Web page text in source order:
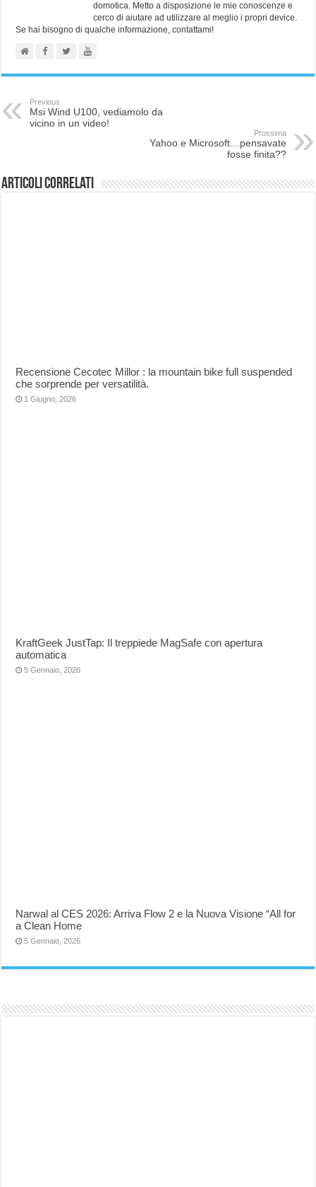
domotica. Metto a disposizione le mie conoscenze e
cerco di aiutare ad utilizzare al meglio i propri device.
Se hai bisogno di qualche informazione, contattami!
Previous
Msi Wind U100, vediamolo da
vicino in un video!
Prossima
Yahoo e Microsoft…pensavate
fosse finita??
Articoli correlati
Recensione Cecotec Millor : la mountain bike full suspended
che sorprende per versatilità.
1 Giugno, 2026
KraftGeek JustTap: Il treppiede MagSafe con apertura
automatica
5 Gennaio, 2026
Narwal al CES 2026: Arriva Flow 2 e la Nuova Visione “All for
a Clean Home
5 Gennaio, 2026